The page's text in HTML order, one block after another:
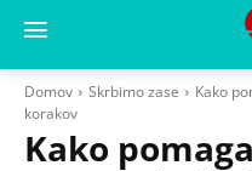
Domov Skrbimo zase
Kako
korakov
Kako